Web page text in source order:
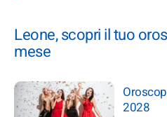
Leone, scopri il tuo
mese
2028